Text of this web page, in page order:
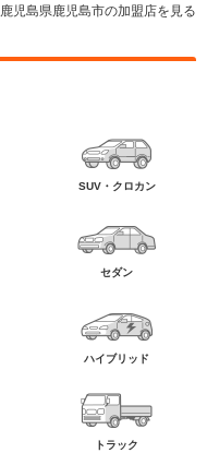
鹿児島県鹿児島市の加盟店を見る
SUV・クロカン
セダン
ハイブリッド
トラック